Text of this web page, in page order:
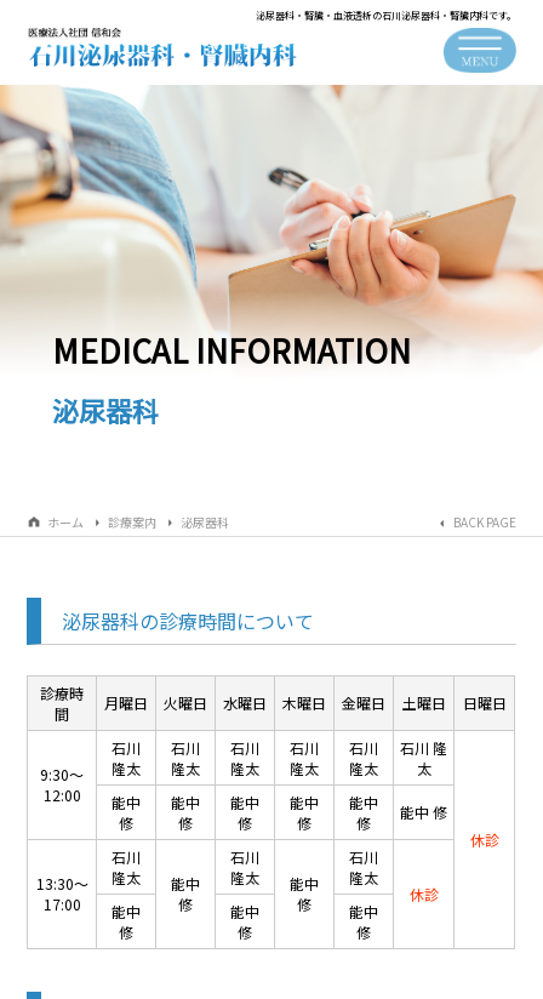
泌尿器科・腎臓・血液透析の石川泌尿器科・腎臓内科です。
MEDICAL INFORMATION
泌尿器科
ホーム 診療案内 泌尿器科 BACK PAGE
泌尿器科の診療時間について
診療時
間
月曜日 火曜日 水曜日 木曜日 金曜日 土曜日 日曜日
9:30～
12:00
石川
隆太
石川
隆太
石川
隆太
石川
隆太
石川
隆太
石川 隆
太
休診
能中
修
能中
修
能中
修
能中
修
能中
修
能中 修
13:30～
17:00
石川
隆太
能中
修
石川
隆太
能中
修
石川
隆太
休診
能中
修
能中
修
能中
修